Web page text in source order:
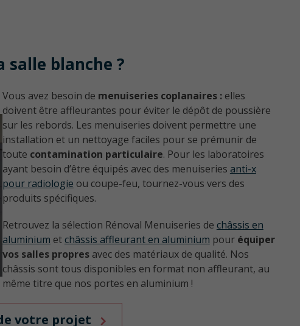
salle blanche ?
Vous avez besoin de menuiseries coplanaires :elles
doivent être affleurantes pour éviter le dépôt de poussière
sur les rebords. Les menuiseries doivent permettre une
installation et un nettoyage faciles pour se prémunir de
toute contamination particulaire. Pour les laboratoires
ayant besoin d’être équipés avec des menuiseries anti-x
pour radiologie ou coupe-feu, tournez-vous vers des
produits spécifiques.
Retrouvez la sélection Rénoval Menuiseries de châssis en
aluminium etchâssis affleurant en aluminium pour équiper
vos salles propresavec des matériaux de qualité. Nos
châssis sont tous disponibles en format non affleurant, au
même titre que nos portes en aluminium !
votre projet